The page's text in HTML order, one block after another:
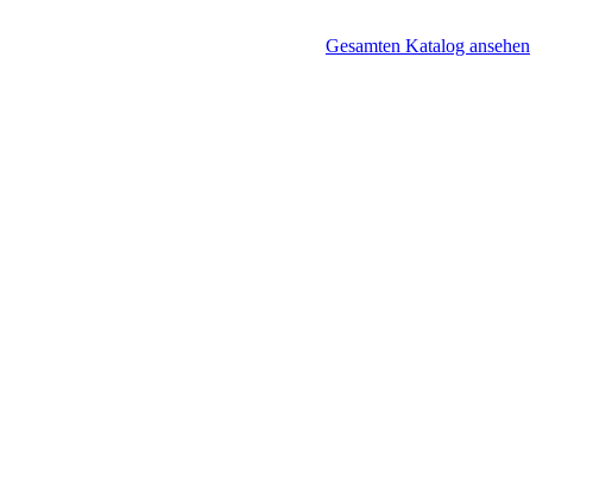
Gesamten Katalog ansehen